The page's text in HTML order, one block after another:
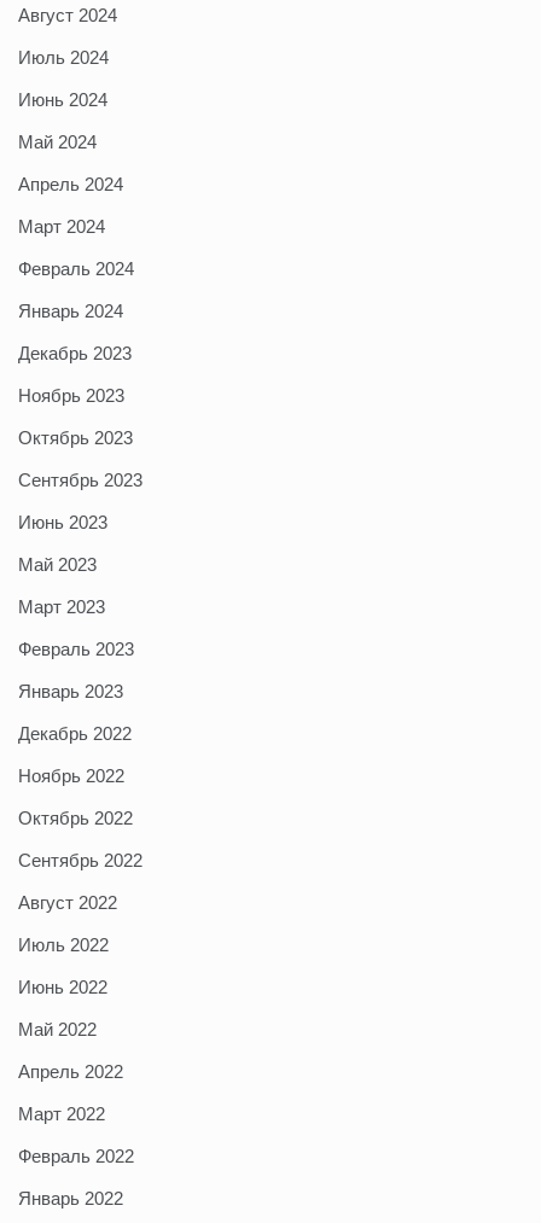
Август 2024
Июль 2024
Июнь 2024
Май 2024
Апрель 2024
Март 2024
Февраль 2024
Январь 2024
Декабрь 2023
Ноябрь 2023
Октябрь 2023
Сентябрь 2023
Июнь 2023
Май 2023
Март 2023
Февраль 2023
Январь 2023
Декабрь 2022
Ноябрь 2022
Октябрь 2022
Сентябрь 2022
Август 2022
Июль 2022
Июнь 2022
Май 2022
Апрель 2022
Март 2022
Февраль 2022
Январь 2022